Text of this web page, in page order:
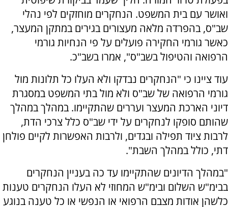
ואושר עם בית המשפט. הנחקרים מוחזקים לפי נהלי
שב"ס, בהפרדה מלאה מעצורים בגירים במתקן המעצר,
כאשר גורמי החקירה פועלים על פי הנחיות גורמי
הרפואה והטיפול בשב"ס", אמרו בשב"כ.
עוד ציינו כי "הנחקרים נבדקו ולא העלו כל תלונות מול
גורמי הרפואה של שב"ס ולא מול בתי המשפט במסגרת
דיוני הארכת המעצר ועררים שהתקיימו. במהלך במהלך
שהותם סופקו לנחקרים על ידי שב"ס כלל צרכי הדת,
לרבות ציוד תפילה ובגדים, ולרבות האפשרות לקיים פולחן
דתי, כולל במהלך השבת".
"במהלך הדיונים שהתקיימו עד כה בעניין הנחקרים
בבימ"ש השלום ובימ"ש המחוזי לא העלו הנחקרים טענות
כלשהן אודות מצבם הרפואי או הנפשי או כל טענה בנוגע